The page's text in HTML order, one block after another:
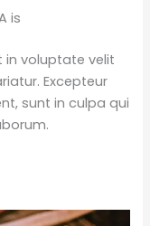
is
in voluptate velit
Excepteur
sunt in culpa qui